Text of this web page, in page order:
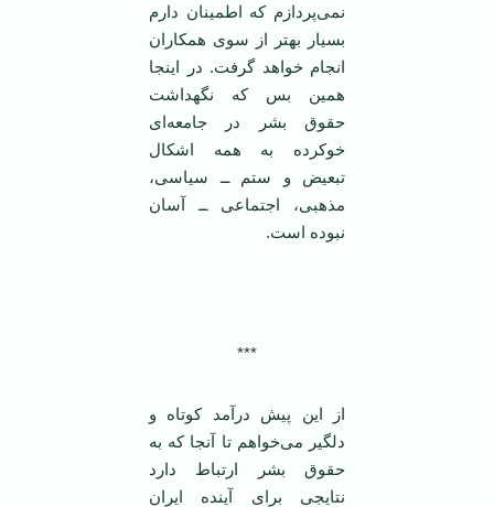
نمی‌پردازم که اطمینان دارم
بسیار بهتر از سوی همکاران
انجام خواهد گرفت. در اینجا
همین بس که نگهداشت
حقوق بشر در جامعه‌ای
خو‌کرده به همه اشکال
تبعیض و ستم ــ سیاسی،
مذهبی، اجتماعی ــ آسان
نبوده است.
***
‌از این پیش درآمد کوتاه و
دلگیر می‌خواهم تا آنجا که به
حقوق بشر ارتباط دارد
نتایجی برای آینده ایران